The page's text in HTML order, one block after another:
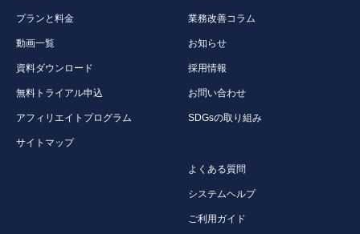
プランと料金
動画一覧
資料ダウンロード
無料トライアル申込
アフィリエイトプログラム
サイトマップ
業務改善コラム
お知らせ
採用情報
お問い合わせ
SDGsの取り組み
よくある質問
システムヘルプ
ご利用ガイド